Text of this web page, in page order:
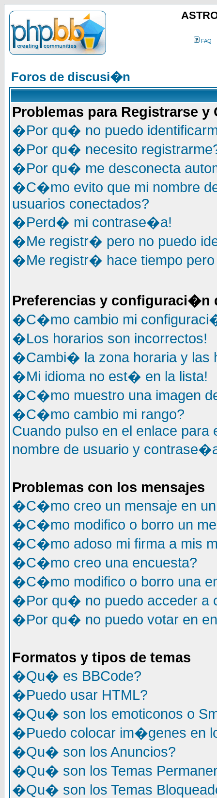
FAQ
Foros de discusi�n
Problemas para Registrarse y
�Por qu� no puedo
�Por qu� necesito
�Por qu� me desconecta
�C�mo evito que mi nombre
usuarios conectados?
�Perd� mi contrase�a!
�Me registr� pero no puedo
�Me registr� hace tiempo pero
Preferencias y configuraci�n
�C�mo cambio mi
�Los horarios son incorrectos!
�Cambi� la zona horaria y las
�Mi idioma no est� en la lista!
�C�mo muestro una imagen
�C�mo cambio mi rango?
Cuando pulso en el enlace
nombre de usuario y
Problemas con los mensajes
�C�mo creo un mensaje en un
�C�mo modifico o borro un
�C�mo adoso mi firma a mis
�C�mo creo una encuesta?
�C�mo modifico o borro una
�Por qu� no puedo acceder a
�Por qu� no puedo votar en
Formatos y tipos de temas
�Qu� es BBCode?
�Puedo usar HTML?
�Qu� son los emoticonos o
�Puedo colocar im�genes en
�Qu� son los Anuncios?
�Qu� son los Temas
�Qu� son los Temas